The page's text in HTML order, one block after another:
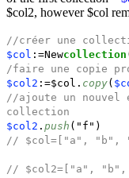
$col2, however $col
//créer une
$col :=Newcollection
/faire une copie
$col2 :=$col. copy(
//ajoute un nouvel
collection
$col2 . push ("f")
// $col=["a", "b",
// $col2=["a",